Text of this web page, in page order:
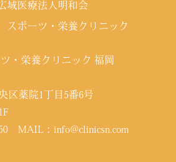
域医療法人明和会
ポーツ・栄養クリニック
・栄養クリニック 福岡
区薬院1丁目5番6号
MAIL：info@clinicsn.com